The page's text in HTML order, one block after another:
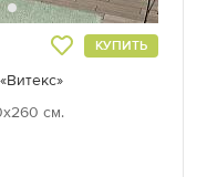
КУПИТЬ
см.